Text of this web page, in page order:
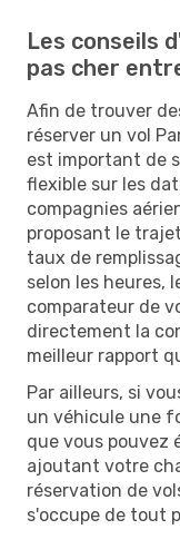
Les conseils
pas cher
Afin de trouver
réserver un vol
est important de
flexible sur les
compagnies
proposant le
taux de
selon les heures,
comparateur de
directement la
meilleur rapport
Par ailleurs, si
un véhicule une
que vous pouvez
ajoutant votre
réservation de
s'occupe de tout